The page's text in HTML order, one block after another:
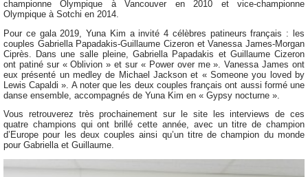
championne Olympique à Vancouver en 2010 et vice-championne
Olympique à Sotchi en 2014.
Pour ce gala 2019, Yuna Kim a invité 4 célèbres patineurs français : les
couples Gabriella Papadakis-Guillaume Cizeron et Vanessa James-Morgan
Ciprès. Dans une salle pleine, Gabriella Papadakis et Guillaume Cizeron
ont patiné sur « Oblivion » et sur « Power over me ». Vanessa James ont
eux présenté un medley de Michael Jackson et « Someone you loved by
Lewis Capaldi ». A noter que les deux couples français ont aussi formé une
danse ensemble, accompagnés de Yuna Kim en « Gypsy nocturne ».
Vous retrouverez très prochainement sur le site les interviews de ces
quatre champions qui ont brillé cette année, avec un titre de champion
d’Europe pour les deux couples ainsi qu’un titre de champion du monde
pour Gabriella et Guillaume.